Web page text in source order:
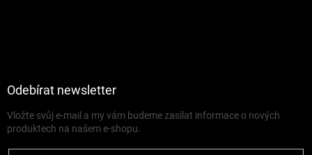
Odebírat newsletter
Vložte svůj e-mail a my vám budeme zasílat informace o nových
produktech na našem e-shopu.